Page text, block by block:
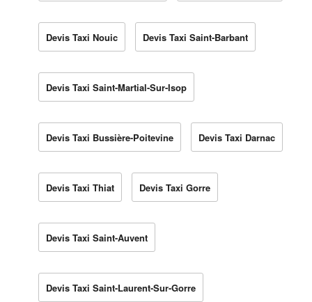
Devis Taxi Nouic Devis Taxi Saint-Barbant
Devis Taxi Saint-Martial-Sur-Isop
Devis Taxi Bussière-Poitevine Devis Taxi Darnac
Devis Taxi Thiat Devis Taxi Gorre
Devis Taxi Saint-Auvent
Devis Taxi Saint-Laurent-Sur-Gorre